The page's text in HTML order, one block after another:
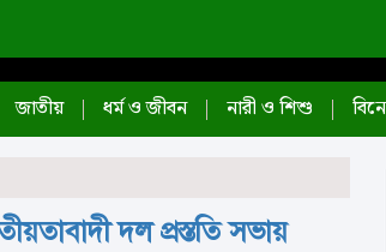
জাতীয় ধর্ম ও জীবন নারী ও শিশু
দল প্রস্ততি সভায়